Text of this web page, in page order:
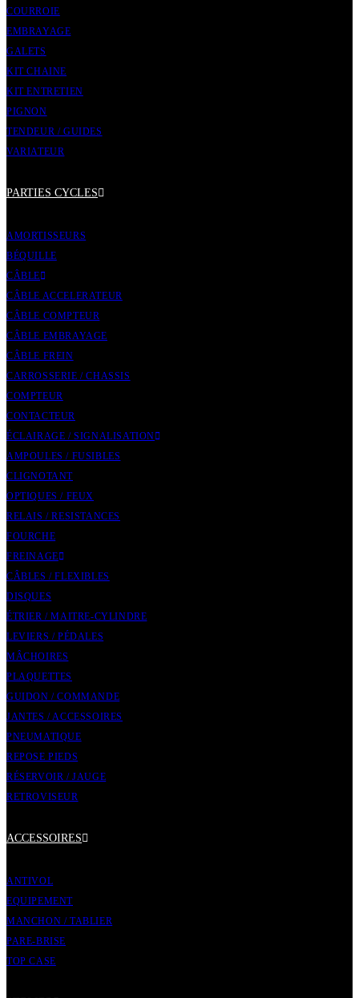
COURROIE
EMBRAYAGE
GALETS
KIT CHAINE
KIT ENTRETIEN
PIGNON
TENDEUR / GUIDES
VARIATEUR
PARTIES CYCLES
AMORTISSEURS
BÉQUILLE
CÂBLE
CÂBLE ACCELERATEUR
CÂBLE COMPTEUR
CÂBLE EMBRAYAGE
CÂBLE FREIN
CARROSSERIE / CHASSIS
COMPTEUR
CONTACTEUR
ÉCLAIRAGE / SIGNALISATION
AMPOULES / FUSIBLES
CLIGNOTANT
OPTIQUES / FEUX
RELAIS / RESISTANCES
FOURCHE
FREINAGE
CÂBLES / FLEXIBLES
DISQUES
ÉTRIER / MAITRE-CYLINDRE
LEVIERS / PÉDALES
MÂCHOIRES
PLAQUETTES
GUIDON / COMMANDE
JANTES / ACCESSOIRES
PNEUMATIQUE
REPOSE PIEDS
RÉSERVOIR / JAUGE
RETROVISEUR
ACCESSOIRES
ANTIVOL
EQUIPEMENT
MANCHON / TABLIER
PARE-BRISE
TOP CASE